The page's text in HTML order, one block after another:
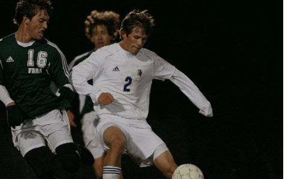
a
r
c
h